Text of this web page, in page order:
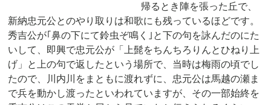
帰るとき陣を張った丘で、
新納忠元公とのやり取りは和歌にも残っているほどです。
秀吉公が｢鼻の下にて鈴虫ぞ鳴く｣と下の句を詠んだのにた
いして、即興で忠元公が「上髭をちんちろりんとひねり上
げ」と上の句で返したという場所で、当時は梅雨の頃でし
たので、川内川をまともに渡れずに、忠元公は馬越の瀬ま
で兵を動かし渡ったといわれていますが、その一部始終を